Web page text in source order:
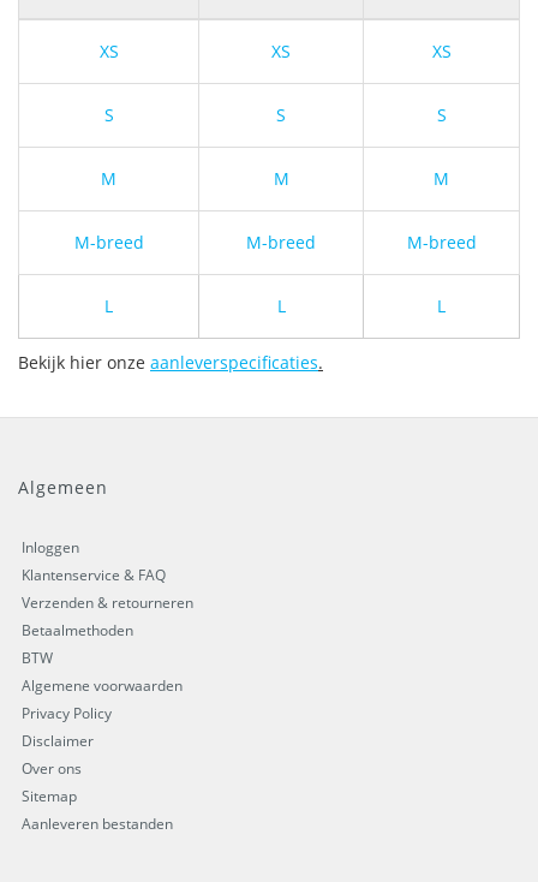
XS XS XS
S S S
M M M
M-breed M-breed M-breed
L L L
Bekijk hier onze aanleverspecificaties.
Algemeen
Inloggen
Klantenservice & FAQ
Verzenden & retourneren
Betaalmethoden
BTW
Algemene voorwaarden
Privacy Policy
Disclaimer
Over ons
Sitemap
Aanleveren bestanden